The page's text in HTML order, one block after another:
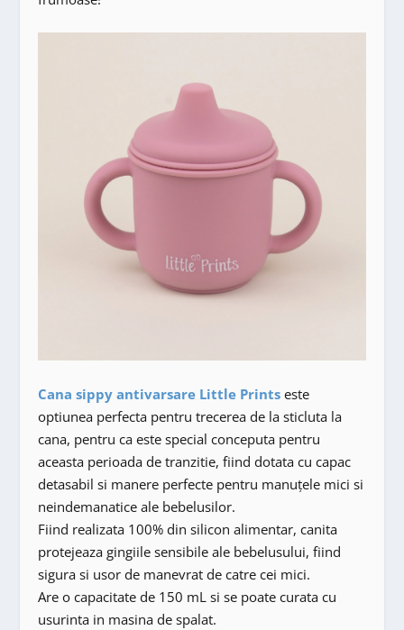
Cana sippy antivarsare Little Prints este
optiunea perfecta pentru trecerea de la sticluta la
cana, pentru ca este special conceputa pentru
aceasta perioada de tranzitie, fiind dotata cu capac
detasabil si manere perfecte pentru manuțele mici si
neindemanatice ale bebelusilor.
Fiind realizata 100% din silicon alimentar, canita
protejeaza gingiile sensibile ale bebelusului, fiind
sigura si usor de manevrat de catre cei mici.
Are o capacitate de 150 mL si se poate curata cu
usurinta in masina de spalat.